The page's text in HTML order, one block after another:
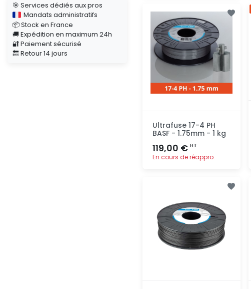
🎯 Services dédiés aux pros
Mandats administratifs
📦 Stock en France
🚚 Expédition en maximum 24h
🔐 Paiement sécurisé
🔙 Retour 14 jours
rapide
Ultrafuse 17-4 PH
BASF - 1.75mm - 1 kg
119,00 € HT
En cours de réappro.